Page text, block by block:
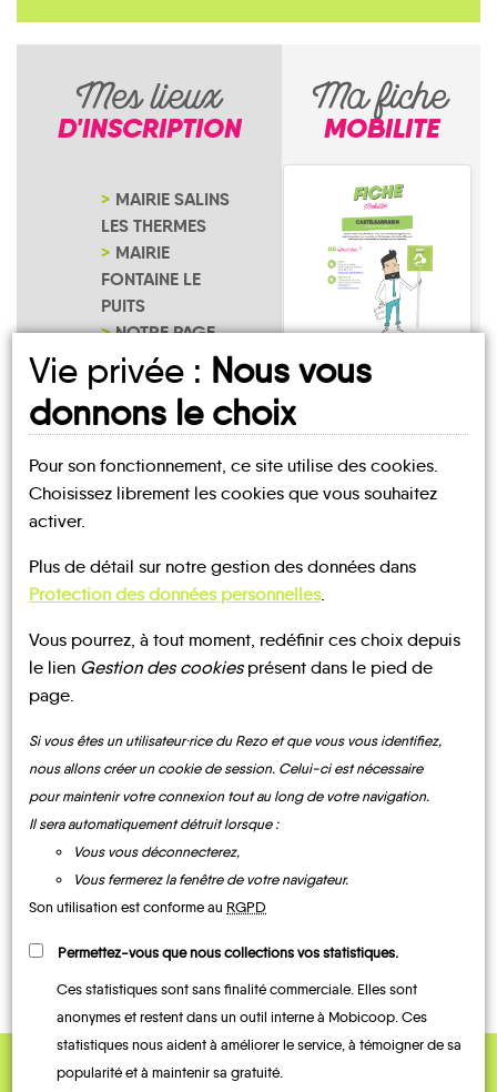
Mes lieux
D'INSCRIPTION
MAIRIE SALINS
LES THERMES
MAIRIE
FONTAINE LE
PUITS
NOTRE PAGE
D'INSCRIPTION
Ma fiche
MOBILITE
Salins-Fontaine
UN AVIS, UN TÉMOIGNAGE
À PARTAGER ?
Les infosMOBILITE
TRANSPORTS
DEMANDE
Vie privée : Nous vous
donnons le choix
Pour son fonctionnement, ce site utilise des cookies.
Choisissez librement les cookies que vous souhaitez
activer.
Plus de détail sur notre gestion des données dans
Protection des données personnelles.
Vous pourrez, à tout moment, redéfinir ces choix depuis
le lien Gestion des cookiesprésent dans le pied de
page.
Si vous êtes un utilisateur·rice du Rezo et que vous vous identifiez,
nous allons créer un cookie de session. Celui-ci est nécessaire
pour maintenir votre connexion tout au long de votre navigation.
Il sera automatiquement détruit lorsque :
Vous vous déconnecterez,
Vous fermerez la fenêtre de votre navigateur.
Son utilisation est conforme au RGPD
Permettez-vous que nous collections vos statistiques.
Ces statistiques sont sans finalité commerciale. Elles sont
anonymes et restent dans un outil interne à Mobicoop. Ces
statistiques nous aident à améliorer le service, à témoigner de sa
popularité et à maintenir sa gratuité.